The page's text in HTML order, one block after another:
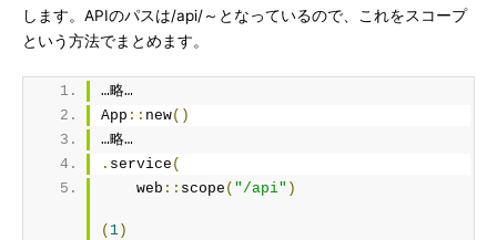
します。APIのパスは/api/～となっているので、これをスコープ
という方法でまとめます。
…略…
App :: new()
…略…
. service (
    web
:: scope ( "/api" )
( 1)